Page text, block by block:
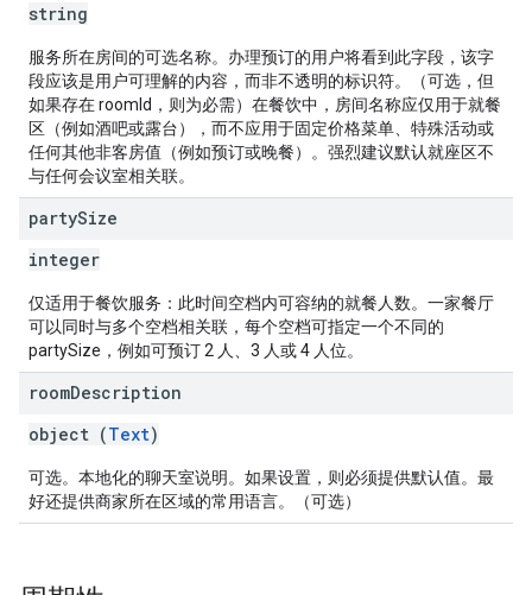
string
服务所在房间的可选名称。办理预订的用户将看到此字段，该字
段应该是用户可理解的内容，而非不透明的标识符。（可选，但
如果存在 roomId，则为必需）在餐饮中，房间名称应仅用于就餐
区（例如酒吧或露台），而不应用于固定价格菜单、特殊活动或
任何其他非客房值（例如预订或晚餐）。强烈建议默认就座区不
与任何会议室相关联。
partySize
integer
仅适用于餐饮服务：此时间空档内可容纳的就餐人数。一家餐厅
可以同时与多个空档相关联，每个空档可指定一个不同的
partySize，例如可预订 2 人、3 人或 4 人位。
roomDescription
object (Text)
可选。本地化的聊天室说明。如果设置，则必须提供默认值。最
好还提供商家所在区域的常用语言。（可选）